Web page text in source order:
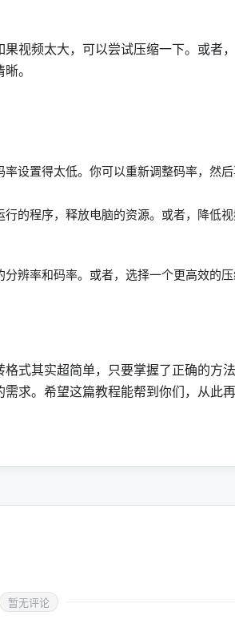
视频太大，可以尝试压缩一下。或者
。
设置得太低。你可以重新调整码率，然后
的程序，释放电脑的资源。或者，降低视
辨率和码率。或者，选择一个更高效的
式其实超简单，只要掌握了正确的方法
求。希望这篇教程能帮到你们，从此
暂无评论